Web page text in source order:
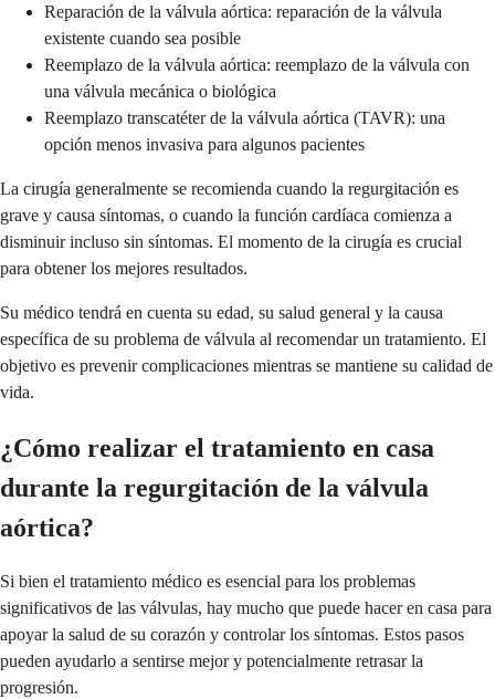
Reparación de la válvula aórtica: reparación de la válvula
existente cuando sea posible
Reemplazo de la válvula aórtica: reemplazo de la válvula con
una válvula mecánica o biológica
Reemplazo transcatéter de la válvula aórtica (TAVR): una
opción menos invasiva para algunos pacientes
La cirugía generalmente se recomienda cuando la regurgitación es
grave y causa síntomas, o cuando la función cardíaca comienza a
disminuir incluso sin síntomas. El momento de la cirugía es crucial
para obtener los mejores resultados.
Su médico tendrá en cuenta su edad, su salud general y la causa
específica de su problema de válvula al recomendar un tratamiento. El
objetivo es prevenir complicaciones mientras se mantiene su calidad de
vida.
¿Cómo realizar el tratamiento en casa
durante la regurgitación de la válvula
aórtica?
Si bien el tratamiento médico es esencial para los problemas
significativos de las válvulas, hay mucho que puede hacer en casa para
apoyar la salud de su corazón y controlar los síntomas. Estos pasos
pueden ayudarlo a sentirse mejor y potencialmente retrasar la
progresión.